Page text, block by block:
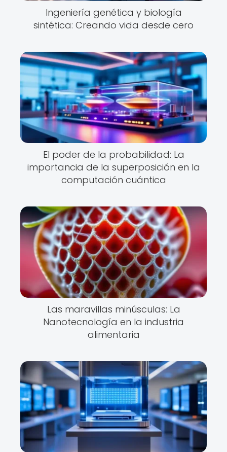
Ingeniería genética y biología
sintética: Creando vida desde cero
El poder de la probabilidad: La
importancia de la superposición en la
computación cuántica
Las maravillas minúsculas: La
Nanotecnología en la industria
alimentaria